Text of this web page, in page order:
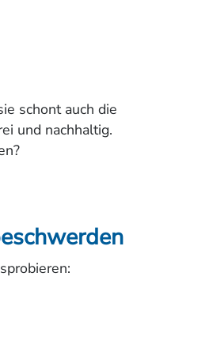
schont auch die
und nachhaltig.